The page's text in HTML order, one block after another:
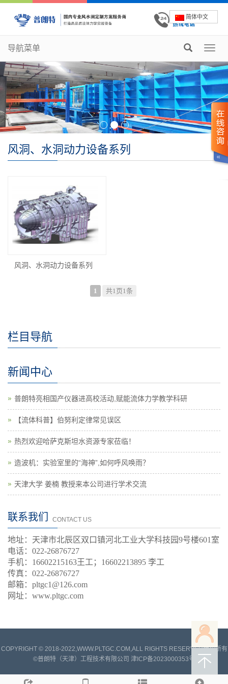
简体中文
导航菜单
风洞、水洞动力设备系列
风洞、水洞动力设备系列
1 共1页1条
栏目导航
新闻中心
普朗特亮相国产仪器进高校活动,赋能流体力学教学科研
【流体科普】伯努利定律常见误区
热烈欢迎哈萨克斯坦水资源专家莅临！
造波机：实验室里的“海神”,如何呼风唤雨？
天津大学 姜楠 教授来本公司进行学术交流
联系我们 CONTACT US
地址：天津市北辰区双口镇河北工业大学科技园9号楼601室
电话：022-26876727
手机： 16602215163王工； 16602213895 李工
传真：022-26876727
邮箱：pltgc1@126.com
网址：www.pltgc.com
COPYRIGHT © 2018-2022,WWW.PLTGC.COM,ALL RIGHTS RESERVED版权所有
©普朗特（天津）工程技术有限公司 津ICP备2023000353号